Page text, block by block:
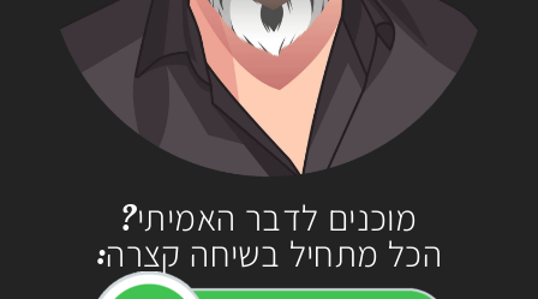
מוכנים לדבר האמיתי?
הכל מתחיל בשיחה קצרה: